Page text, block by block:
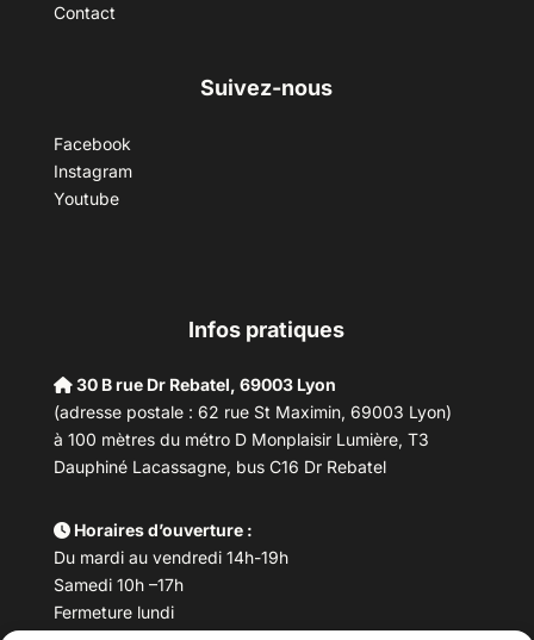
Contact
Suivez-nous
Facebook
Instagram
Youtube
Infos pratiques
30 B rue Dr Rebatel, 69003 Lyon
(adresse postale : 62 rue St Maximin, 69003 Lyon)
à 100 mètres du métro D Monplaisir Lumière, T3
Dauphiné Lacassagne, bus C16 Dr Rebatel
Horaires d’ouverture :
Du mardi au vendredi 14h-19h
Samedi 10h –17h
Fermeture lundi